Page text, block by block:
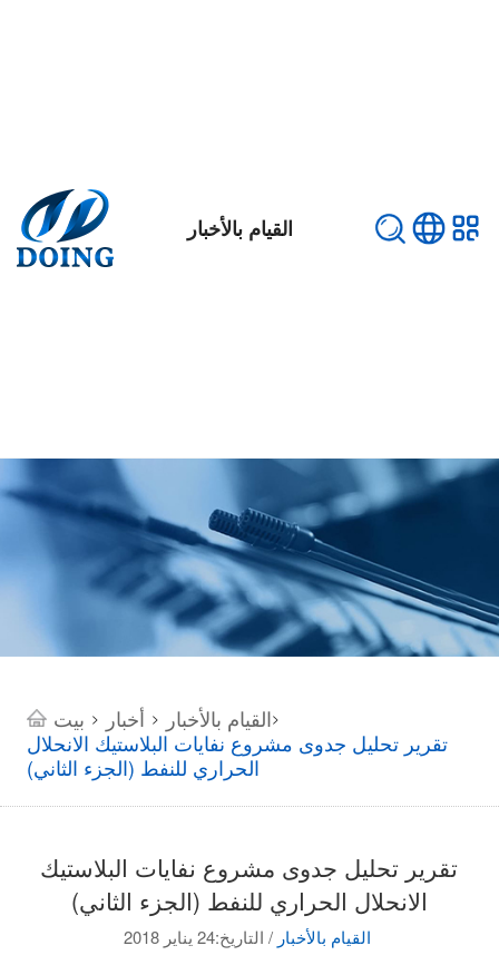
القيام بالأخبار
بيت > أخبار > القيام بالأخبار>
تقرير تحليل جدوى مشروع نفايات البلاستيك الانحلال
تقرير تحليل جدوى مشروع نفايات البلاستيك
الانحلال الحراري للنفط (الجزء الثاني)
القيام بالأخبار /